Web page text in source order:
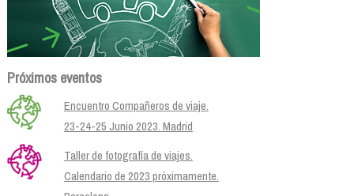
Próximos eventos
Encuentro Compañeros de viaje.
23-24-25 Junio 2023. Madrid
Taller de fotografía de viajes.
Calendario de 2023 próximamente.